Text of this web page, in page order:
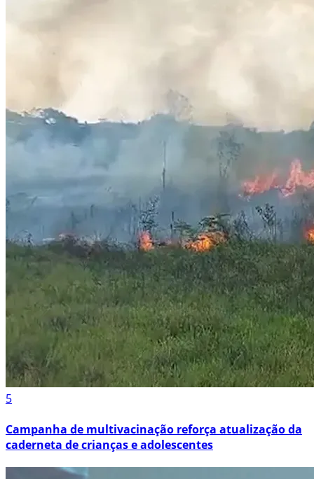
5
Campanha de multivacinação reforça atualização da
caderneta de crianças e adolescentes